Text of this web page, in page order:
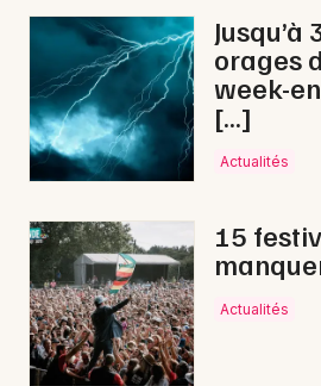
Bourses en Occitanie
Newsletter des sorties
Artistes en tournée
Actus à Saint-Affrique
Magazine à Saint-Affrique
Jusqu’à
orages
week-
[…]
Actualités
15
Actualités